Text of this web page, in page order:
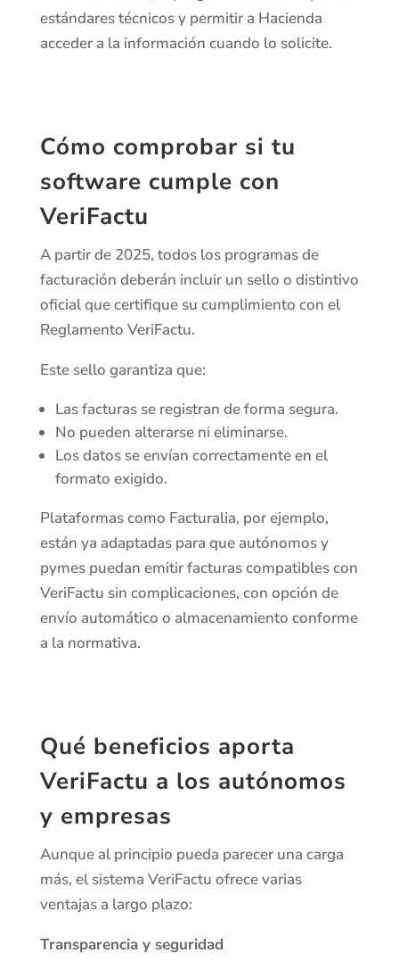
estándares técnicos y permitir a Hacienda
acceder a la información cuando lo solicite.
Cómo comprobar si tu
software cumple con
VeriFactu
A partir de 2025, todos los programas de
facturación deberán incluir un sello o distintivo
oficial que certifique su cumplimiento con el
Reglamento VeriFactu.
Este sello garantiza que:
Las facturas se registran de forma segura.
No pueden alterarse ni eliminarse.
Los datos se envían correctamente en el
formato exigido.
Plataformas como Facturalia, por ejemplo,
están ya adaptadas para que autónomos y
pymes puedan emitir facturas compatibles con
VeriFactu sin complicaciones, con opción de
envío automático o almacenamiento conforme
a la normativa.
Qué beneficios aporta
VeriFactu a los autónomos
y empresas
Aunque al principio pueda parecer una carga
más, el sistema VeriFactu ofrece varias
ventajas a largo plazo:
Transparencia y seguridad